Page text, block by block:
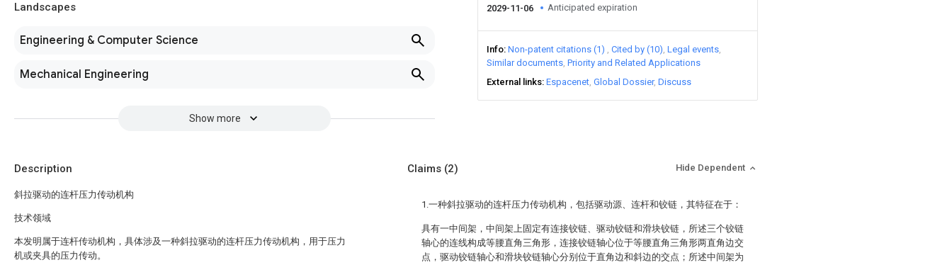
Landscapes
Engineering & Computer Science
Mechanical Engineering
Show more
2029-11-06 Anticipated expiration
Info Non-patent citations (1) Cited by (10) Legal events
Similar documents Priority and Related Applications
External links Espacenet Global Dossier Discuss
Description
斜拉驱动的连杆压力传动机构
技术领域
本发明属于连杆传动机构，具体涉及一种斜拉驱动的连杆压力传动机构，用于压力
机或夹具的压力传动。
Claims (2) Hide Dependent
1.一种斜拉驱动的连杆压力传动机构，包括驱动源、连杆和铰链，其特征在于：
具有一中间架，中间架上固定有连接铰链、驱动铰链和滑块铰链，所述三个铰链
轴心的连线构成等腰直角三角形，连接铰链轴心位于等腰直角三角形两直角边交
点，驱动铰链轴心和滑块铰链轴心分别位于直角边和斜边的交点；所述中间架为